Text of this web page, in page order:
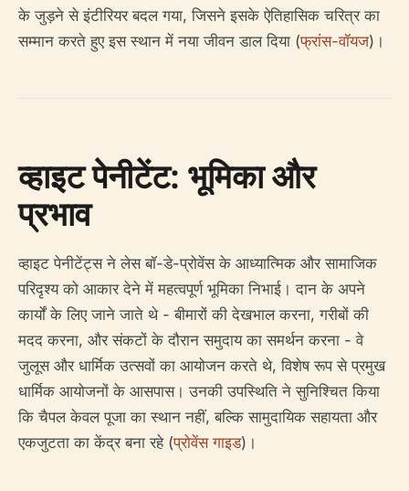
के जुड़ने से इंटीरियर बदल गया, जिसने इसके ऐतिहासिक चरित्र का
सम्मान करते हुए इस स्थान में नया जीवन डाल दिया (फ्रांस-वॉयज)।
व्हाइट पेनीटेंट: भूमिका और
प्रभाव
व्हाइट पेनीटेंट्स ने लेस बॉ-डे-प्रोवेंस के आध्यात्मिक और सामाजिक
परिदृश्य को आकार देने में महत्वपूर्ण भूमिका निभाई। दान के अपने
कार्यों के लिए जाने जाते थे - बीमारों की देखभाल करना, गरीबों की
मदद करना, और संकटों के दौरान समुदाय का समर्थन करना - वे
जुलूस और धार्मिक उत्सवों का आयोजन करते थे, विशेष रूप से प्रमुख
धार्मिक आयोजनों के आसपास। उनकी उपस्थिति ने सुनिश्चित किया
कि चैपल केवल पूजा का स्थान नहीं, बल्कि सामुदायिक सहायता और
एकजुटता का केंद्र बना रहे (प्रोवेंस गाइड)।